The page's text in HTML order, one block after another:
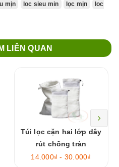
mịn loc sieu min lọc mịn loc
LIÊN QUAN
Túi lọc cặn hai lớp dây
rút chống tràn
14.000₫ - 30.000₫